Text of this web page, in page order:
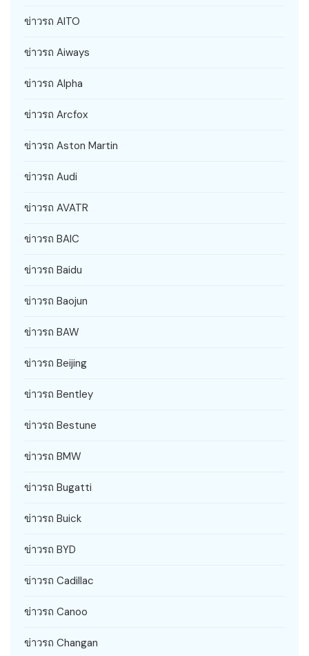
ข่าวรถ AITO
ข่าวรถ Aiways
ข่าวรถ Alpha
ข่าวรถ Arcfox
ข่าวรถ Aston Martin
ข่าวรถ Audi
ข่าวรถ AVATR
ข่าวรถ BAIC
ข่าวรถ Baidu
ข่าวรถ Baojun
ข่าวรถ BAW
ข่าวรถ Beijing
ข่าวรถ Bentley
ข่าวรถ Bestune
ข่าวรถ BMW
ข่าวรถ Bugatti
ข่าวรถ Buick
ข่าวรถ BYD
ข่าวรถ Cadillac
ข่าวรถ Canoo
ข่าวรถ Changan